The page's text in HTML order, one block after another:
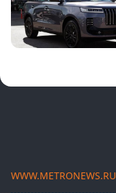
WWW.METRONEWS.RU